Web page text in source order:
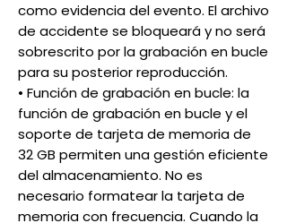
como evidencia del evento. El archivo
de accidente se bloqueará y no será
sobrescrito por la grabación en bucle
para su posterior reproducción.
• Función de grabación en bucle: la
función de grabación en bucle y el
soporte de tarjeta de memoria de
32 GB permiten una gestión eficiente
del almacenamiento. No es
necesario formatear la tarjeta de
memoria con frecuencia. Cuando la